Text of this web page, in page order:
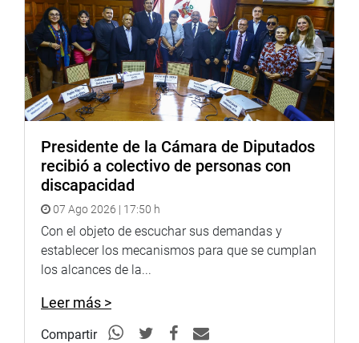
PRENSA-CONGRESO
Presidente de la Cámara de Diputados
recibió a colectivo de personas con
discapacidad
07 Ago 2026 | 17:50 h
Con el objeto de escuchar sus demandas y
establecer los mecanismos para que se cumplan
los alcances de la...
Leer más >
Compartir